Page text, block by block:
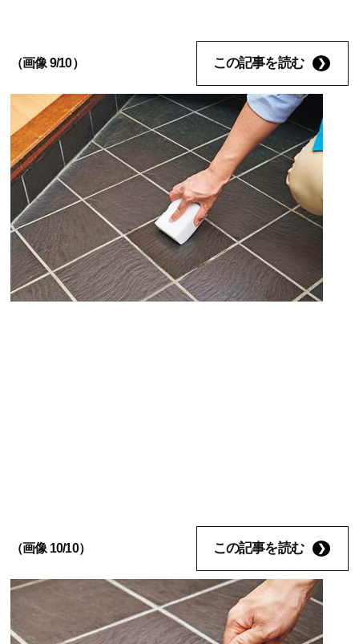
（画像 9/10） この記事を読む
（画像 10/10） この記事を読む